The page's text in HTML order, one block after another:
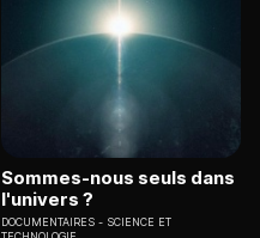
Sommes-nous seuls dans
l'univers ?
DOCUMENTAIRES
SCIENCE ET